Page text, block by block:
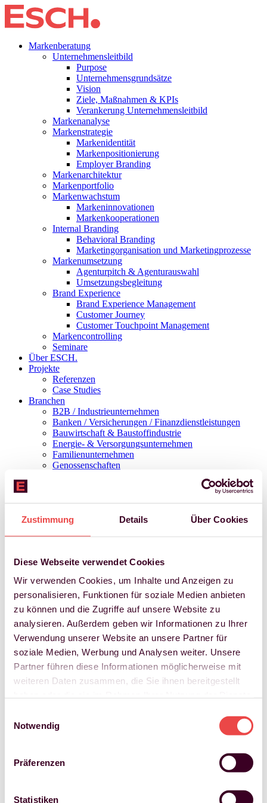
Zustimmung Details Über Cookies
Diese Webseite verwendet Cookies
Wir verwenden Cookies, um Inhalte und Anzeigen zu
personalisieren, Funktionen für soziale Medien anbieten
zu können und die Zugriffe auf unsere Website zu
analysieren. Außerdem geben wir Informationen zu Ihrer
Verwendung unserer Website an unsere Partner für
soziale Medien, Werbung und Analysen weiter. Unsere
Partner führen diese Informationen möglicherweise mit
weiteren Daten zusammen, die Sie ihnen bereitgestellt
Notwendig
Präferenzen
Statistiken
Markenberatung
Unternehmensleitbild
Purpose
Unternehmensgrundsätze
Vision
Ziele, Maßnahmen & KPIs
Verankerung Unternehmensleitbild
Markenanalyse
Markenstrategie
Markenidentität
Markenpositionierung
Employer Branding
Markenarchitektur
Markenportfolio
Markenwachstum
Markeninnovationen
Markenkooperationen
Internal Branding
Behavioral Branding
Marketingorganisation und Marketingprozesse
Markenumsetzung
Agenturpitch & Agenturauswahl
Umsetzungsbegleitung
Brand Experience
Brand Experience Management
Customer Journey
Customer Touchpoint Management
Markencontrolling
Seminare
Über ESCH.
Projekte
Referenzen
Case Studies
Branchen
B2B / Industrieunternehmen
Banken / Versicherungen / Finanzdienstleistungen
Bauwirtschaft & Baustoffindustrie
Energie- & Versorgungsunternehmen
Familienunternehmen
Genossenschaften
Bücher
Medienbeiträge
Blog
Newsletter
Karriere
Kontakt
Home
Wissen
Glossar
Employer Branding
Das Employer Branding richtet sich primär an zukünftige
Mitarbeiter. Zielsetzung ist der Aufbau eines attraktiven Images zur